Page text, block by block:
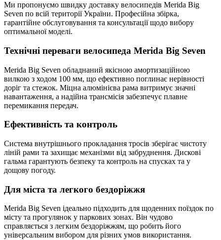
Ми пропонуємо швидку доставку велосипедів Merida Big
Seven по всій території України. Професійна збірка,
гарантійне обслуговування та консультації щодо вибору
оптимальної моделі.
Технічні переваги велосипеда Merida Big Seven
Merida Big Seven обладнаний якісною амортизаційною
вилкою з ходом 100 мм, що ефективно поглинає нерівності
доріг та стежок. Міцна алюмінієва рама витримує значні
навантаження, а надійна трансмісія забезпечує плавне
перемикання передач.
Ефективність та контроль
Система внутрішнього прокладання тросів зберігає чистоту
ліній рами та захищає механізми від забруднення. Дискові
гальма гарантують безпеку та контроль на спусках та у
дощову погоду.
Для міста та легкого бездоріжжя
Merida Big Seven ідеально підходить для щоденних поїздок по
місту та прогулянок у паркових зонах. Він чудово
справляється з легким бездоріжжям, що робить його
універсальним вибором для різних умов використання.